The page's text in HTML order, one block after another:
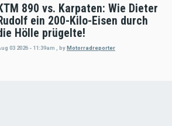
890 vs. Karpaten: Wie Dieter
ein 200-Kilo-Eisen durch
Hölle prügelte!
03 2026 - 11:39am byMotorradreporter